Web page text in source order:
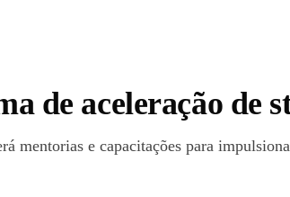
de aceleração de
mentorias e capacitações para